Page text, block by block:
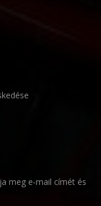
meg e-mail címét és